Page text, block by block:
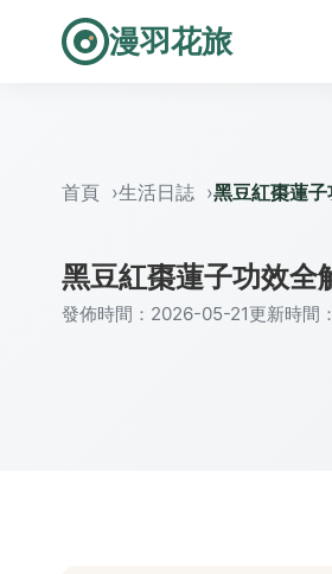
漫羽花旅
首頁 生活日誌 黑豆紅棗蓮
黑豆紅棗蓮子功效全
發佈時間：2026-05-21更新時間